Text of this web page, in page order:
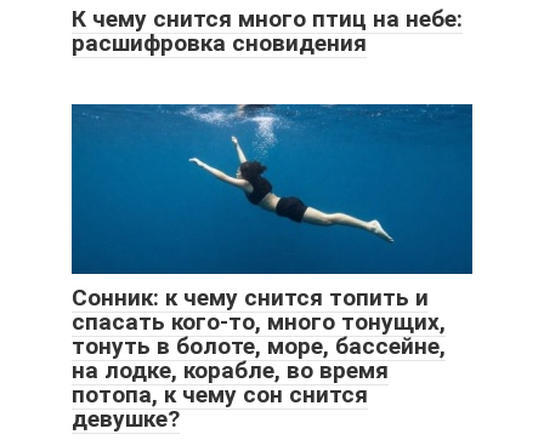
К чему снится много птиц на небе:
расшифровка сновидения
Сонник: к чему снится топить и
спасать кого-то, много тонущих,
тонуть в болоте, море, бассейне,
на лодке, корабле, во время
потопа, к чему сон снится
девушке?